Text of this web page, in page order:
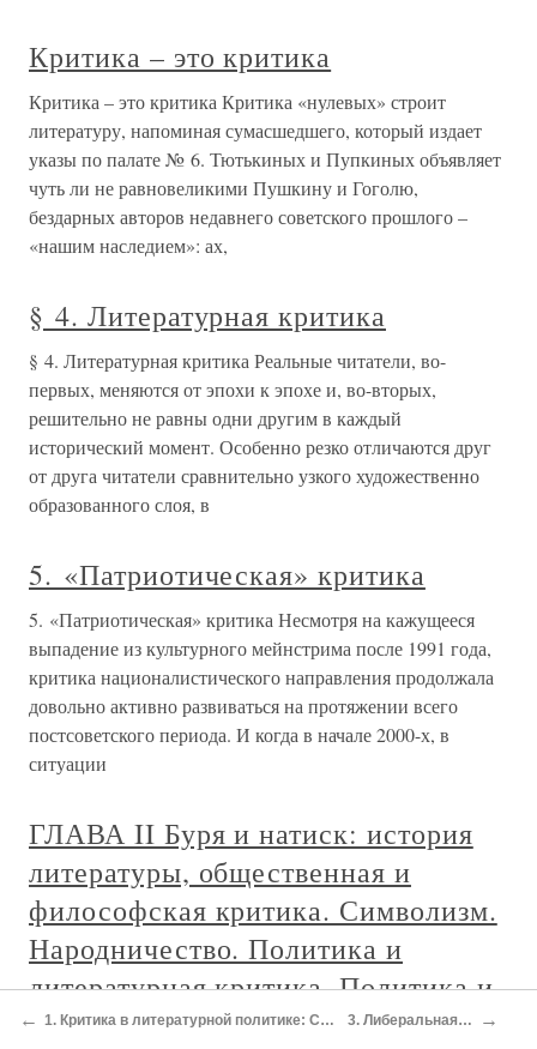
Критика – это критика
Критика – это критика Критика «нулевых» строит
литературу, напоминая сумасшедшего, который издает
указы по палате № 6. Тютькиных и Пупкиных объявляет
чуть ли не равновеликими Пушкину и Гоголю,
бездарных авторов недавнего советского прошлого –
«нашим наследием»: ах,
§ 4. Литературная критика
§ 4. Литературная критика Реальные читатели, во-
первых, меняются от эпохи к эпохе и, во-вторых,
решительно не равны одни другим в каждый
исторический момент. Особенно резко отличаются друг
от друга читатели сравнительно узкого художественно
образованного слоя, в
5. «Патриотическая» критика
5. «Патриотическая» критика Несмотря на кажущееся
выпадение из культурного мейнстрима после 1991 года,
критика националистического направления продолжала
довольно активно развиваться на протяжении всего
постсоветского периода. И когда в начале 2000-х, в
ситуации
ГЛАВА II Буря и натиск: история
литературы, общественная и
философская критика. Символизм.
Народничество. Политика и
литературная критика. Политика и
литературная критика до и после
← 1. Критика в литературной политике: Статус и функции 3. Либеральная критика →